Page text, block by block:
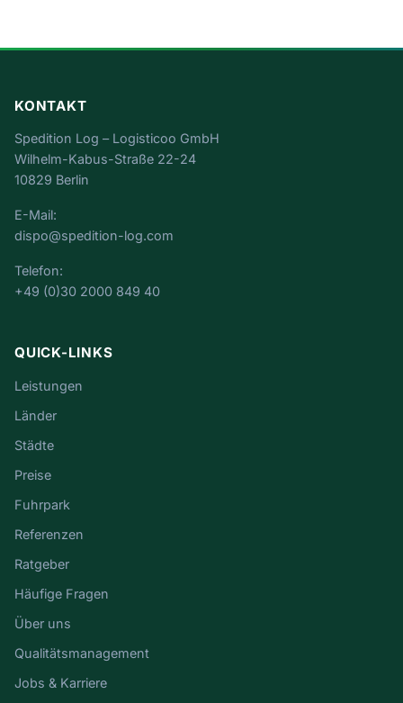
KONTAKT
Spedition Log – Logisticoo GmbH
Wilhelm-Kabus-Straße 22-24
10829 Berlin
E-Mail:
dispo@spedition-log.com
Telefon:
+49 (0)30 2000 849 40
QUICK-LINKS
Leistungen
Länder
Städte
Preise
Fuhrpark
Referenzen
Ratgeber
Häufige Fragen
Über uns
Qualitätsmanagement
Jobs & Karriere